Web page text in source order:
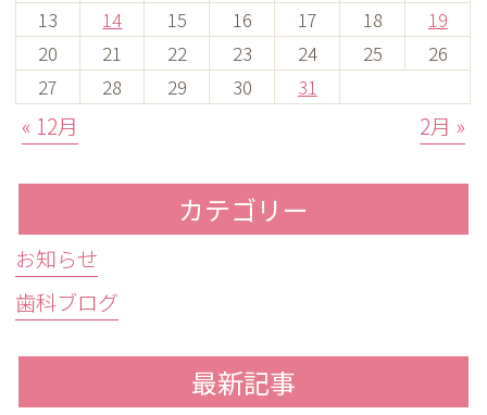
13
14 15 16 17 18
19
20
21 22 23 24 25
26
27
28 29 30 31
« 12月 2月 »
カテゴリー
お知らせ
歯科ブログ
最新記事